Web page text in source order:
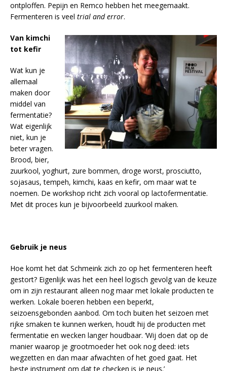
ontploffen. Pepijn en Remco hebben het meegemaakt.
Fermenteren is veel trial and error.
Van kimchi
tot kefir
Wat kun je
allemaal
maken door
middel van
fermentatie?
Wat eigenlijk
niet, kun je
beter vragen.
Brood, bier,
zuurkool, yoghurt, zure bommen, droge worst, prosciutto,
sojasaus, tempeh, kimchi, kaas en kefir, om maar wat te
noemen. De workshop richt zich vooral op lactofermentatie.
Met dit proces kun je bijvoorbeeld zuurkool maken.
Gebruik je neus
Hoe komt het dat Schmeink zich zo op het fermenteren heeft
gestort? Eigenlijk was het een heel logisch gevolg van de keuze
om in zijn restaurant alleen nog maar met lokale producten te
werken. Lokale boeren hebben een beperkt,
seizoensgebonden aanbod. Om toch buiten het seizoen met
rijke smaken te kunnen werken, houdt hij de producten met
fermentatie en wecken langer houdbaar. ‘Wij doen dat op de
manier waarop je grootmoeder het ook nog deed: iets
wegzetten en dan maar afwachten of het goed gaat. Het
beste instrument om dat te checken is je neus.’